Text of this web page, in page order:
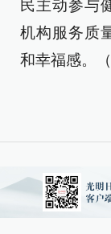
民主动参与
机构服务质
和幸福感。（